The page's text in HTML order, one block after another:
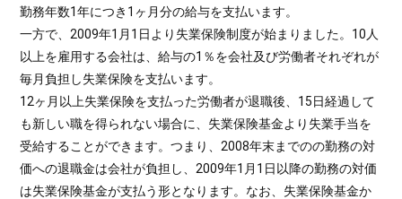
勤務年数1年につき1ヶ月分の給与を支払います。
一方で、2009年1月1日より失業保険制度が始まりました。10人
以上を雇用する会社は、給与の1％を会社及び労働者それぞれが
毎月負担し失業保険を支払います。
12ヶ月以上失業保険を支払った労働者が退職後、15日経過して
も新しい職を得られない場合に、失業保険基金より失業手当を
受給することができます。つまり、2008年末までのの勤務の対
価への退職金は会社が負担し、2009年1月1日以降の勤務の対価
は失業保険基金が支払う形となります。なお、失業保険基金か